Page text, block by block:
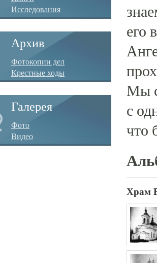
Исследования
Архив
Фотокопии дел
Крестные ходы
Галерея
Фото
Видео
его
Мы
с
что
Храм